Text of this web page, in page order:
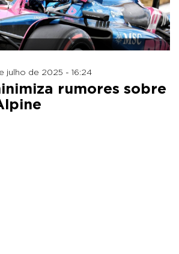
julho de 2025 - 16:24
rumores sobre